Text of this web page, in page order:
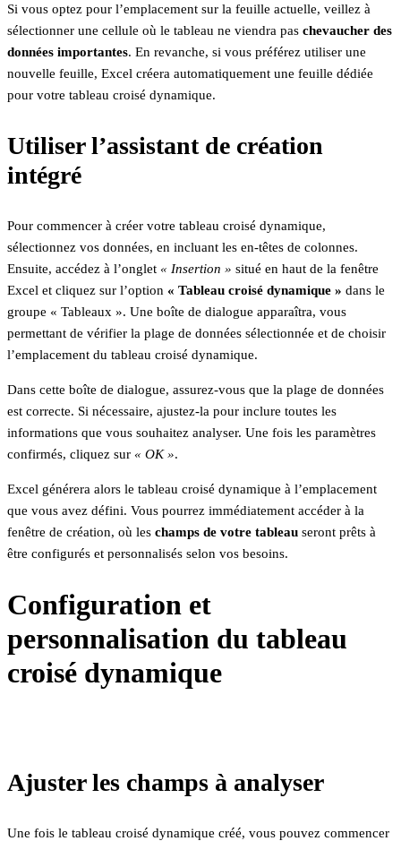
Si vous optez pour l’emplacement sur la feuille actuelle, veillez à
sélectionner une cellule où le tableau ne viendra pas chevaucher des
données importantes. En revanche, si vous préférez utiliser une
nouvelle feuille, Excel créera automatiquement une feuille dédiée
pour votre tableau croisé dynamique.
Utiliser l’assistant de création
intégré
Pour commencer à créer votre tableau croisé dynamique,
sélectionnez vos données, en incluant les en-têtes de colonnes.
Ensuite, accédez à l’onglet « Insertion » situé en haut de la fenêtre
Excel et cliquez sur l’option « Tableau croisé dynamique » dans le
groupe « Tableaux ». Une boîte de dialogue apparaîtra, vous
permettant de vérifier la plage de données sélectionnée et de choisir
l’emplacement du tableau croisé dynamique.
Dans cette boîte de dialogue, assurez-vous que la plage de données
est correcte. Si nécessaire, ajustez-la pour inclure toutes les
informations que vous souhaitez analyser. Une fois les paramètres
confirmés, cliquez sur « OK ».
Excel générera alors le tableau croisé dynamique à l’emplacement
que vous avez défini. Vous pourrez immédiatement accéder à la
fenêtre de création, où les champs de votre tableau seront prêts à
être configurés et personnalisés selon vos besoins.
Configuration et
personnalisation du tableau
croisé dynamique
Ajuster les champs à analyser
Une fois le tableau croisé dynamique créé, vous pouvez commencer